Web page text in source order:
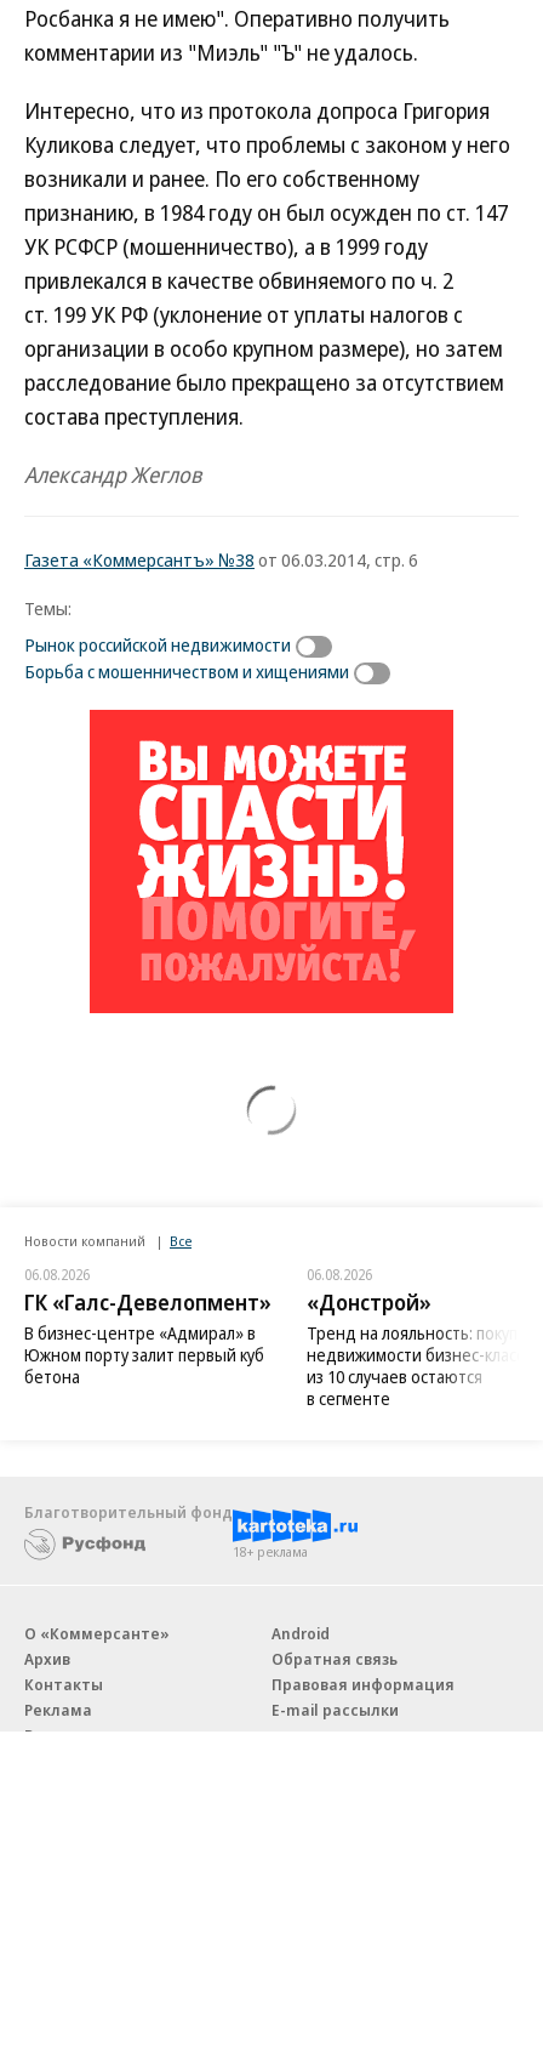
Росбанка я не имею". Оперативно получить
комментарии из "Миэль" "Ъ" не удалось.
Интересно, что из протокола допроса Григория
Куликова следует, что проблемы с законом у него
возникали и ранее. По его собственному
признанию, в 1984 году он был осужден по ст. 147
УК РСФСР (мошенничество), а в 1999 году
привлекался в качестве обвиняемого по ч. 2
ст. 199 УК РФ (уклонение от уплаты налогов с
организации в особо крупном размере), но затем
расследование было прекращено за отсутствием
состава преступления.
Александр Жеглов
Газета «Коммерсантъ» №38 от 06.03.2014, стр. 6
Темы:
Рынок российской недвижимости
Борьба с мошенничеством и хищениями
Новости компаний Все
06.08.2026
ГК «Галс-Девелопмент»
В бизнес-центре «Адмирал» в
Южном порту залит первый куб
бетона
06.08.2026
«Донстрой»
Тренд на лояльность:
недвижимости бизнес-класса
из 10 случаев остаются
в сегменте
Благотворительный фонд
18+ реклама
О «Коммерсанте»
Архив
Контакты
Реклама
Вакансии
Android
Обратная связь
Правовая информация
E-mail рассылки